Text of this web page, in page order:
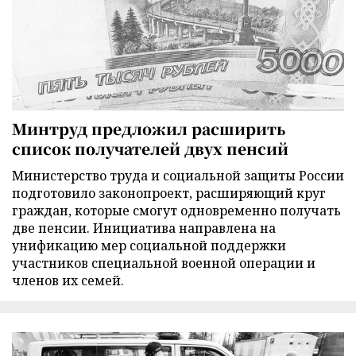
Минтруд предложил расширить
список получателей двух пенсий
Министерство труда и социальной защиты России
подготовило законопроект, расширяющий круг
граждан, которые смогут одновременно получать
две пенсии. Инициатива направлена на
унификацию мер социальной поддержки
участников специальной военной операции и
членов их семей.